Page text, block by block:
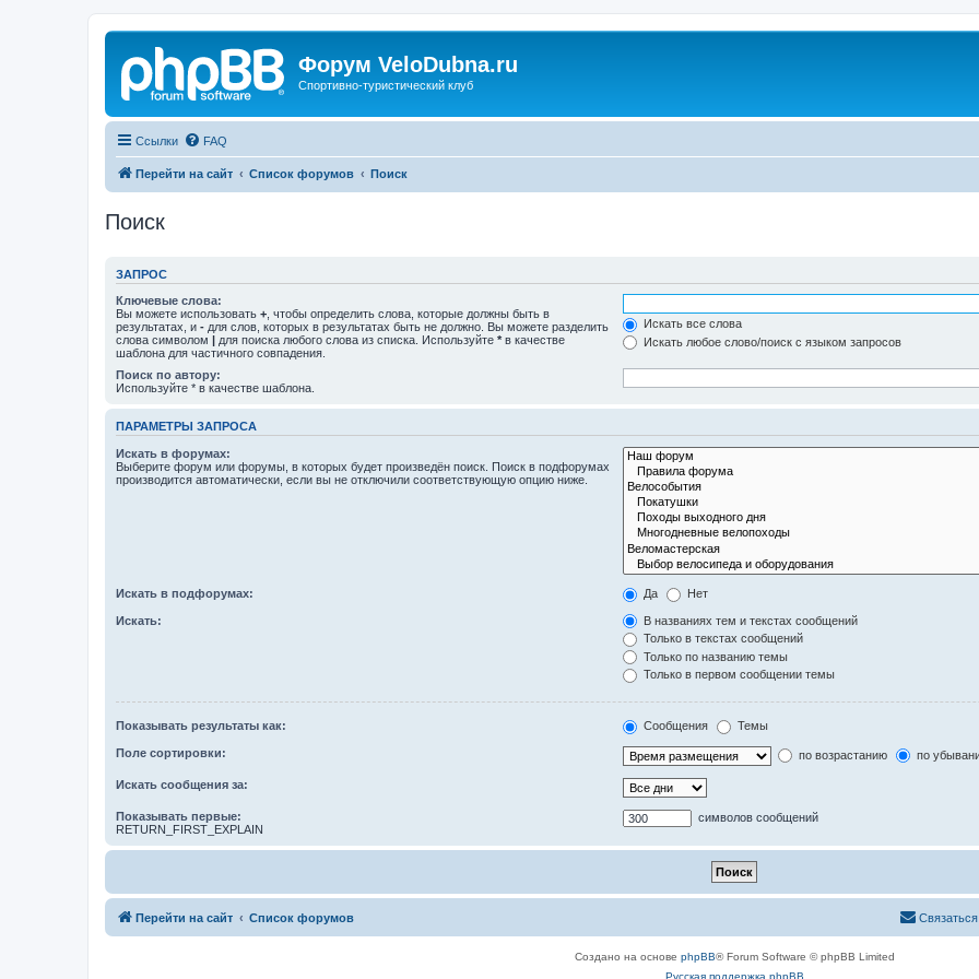
Форум VeloDubna.ru
Спортивно-туристический клуб
Ссылки FAQ
Перейти на сайт Список форумов Поиск
Поиск
ЗАПРОС
Ключевые слова:
Вы можете использовать + , чтобы определить слова, которые должны быть в
результатах, и - для слов, которых в результатах быть не должно. Вы можете разделить
слова символом | для поиска любого слова из списка. Используйте * в качестве
шаблона для частичного совпадения.
Искать все слова
Искать любое слово/поиск с языком запросов
Поиск по автору:
Используйте * в качестве шаблона.
ПАРАМЕТРЫ ЗАПРОСА
Искать в форумах:
Выберите форум или форумы, в которых будет произведён поиск. Поиск в подфорумах
производится автоматически, если вы не отключили соответствующую опцию ниже.
Искать в подфорумах: Да Нет
Искать:
В названиях тем и текстах сообщений
Только в текстах сообщений
Только по названию темы
Только в первом сообщении темы
Показывать результаты как: Сообщения Темы
Поле сортировки: по возрастанию по
Искать сообщения за:
Показывать первые:
RETURN_FIRST_EXPLAIN
символов сообщений
Перейти на сайт Список форумов
Создано на основе phpBB® Forum Software © phpBB Limited
Русская поддержка phpBB